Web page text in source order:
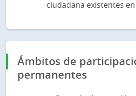
ciudadana existentes
Ámbitos de
permanentes